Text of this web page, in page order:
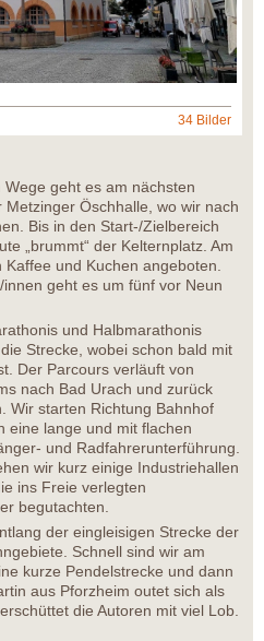
34 Bilder
geht es am nächsten
Öschhalle, wo wir nach
Bis in den Start-/Zielbereich
„brummt“ der Kelternplatz. Am
und Kuchen angeboten.
geht es um fünf vor Neun
und Halbmarathonis
Strecke, wobei schon bald mit
Der Parcours verläuft von
nach Bad Urach und zurück
Wir starten Richtung Bahnhof
eine lange und mit flachen
und Radfahrerunterführung.
wir kurz einige Industriehallen
ins Freie verlegten
begutachten.
der eingleisigen Strecke der
Schnell sind wir am
kurze Pendelstrecke und dann
aus Pforzheim outet sich als
die Autoren mit viel Lob.